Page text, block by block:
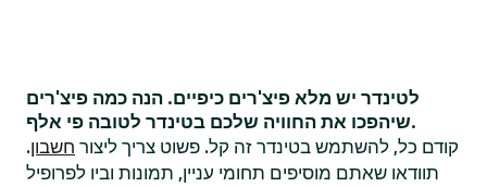
לטינדר יש מלא פיצ'רים כיפיים. הנה כמה פיצ'רים
שיהפכו את החוויה שלכם בטינדר לטובה פי אלף.
קודם כל, להשתמש בטינדר זה קל. פשוט צריך ליצור חשבון.
תוודאו שאתם מוסיפים תחומי עניין, תמונות וביו לפרופיל